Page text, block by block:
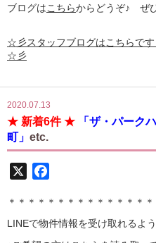
ブログはこちらからどうぞ♪ ぜ
☆彡スタッフブログはこちらで
☆彡
2020.07.13
★ 新着6件 ★
「ザ・パーク
町」 etc.
＊＊＊＊＊＊＊＊＊＊＊＊＊＊
LINEで物件情報を受け取れるよ